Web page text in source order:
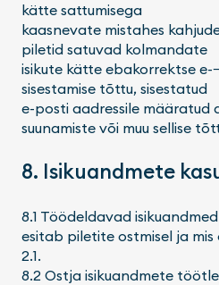
kätte sattumisega
kaasnevate mistahes
piletid satuvad kolmandate
isikute kätte ebakorrektse e-
sisestamise tõttu, sisestatud
e-posti aadressile määratud
suunamiste või muu sellise
8. Isikuandmete
8.1 Töödeldavad
esitab piletite ostmisel ja
2.1.
8.2 Ostja isikuandmete